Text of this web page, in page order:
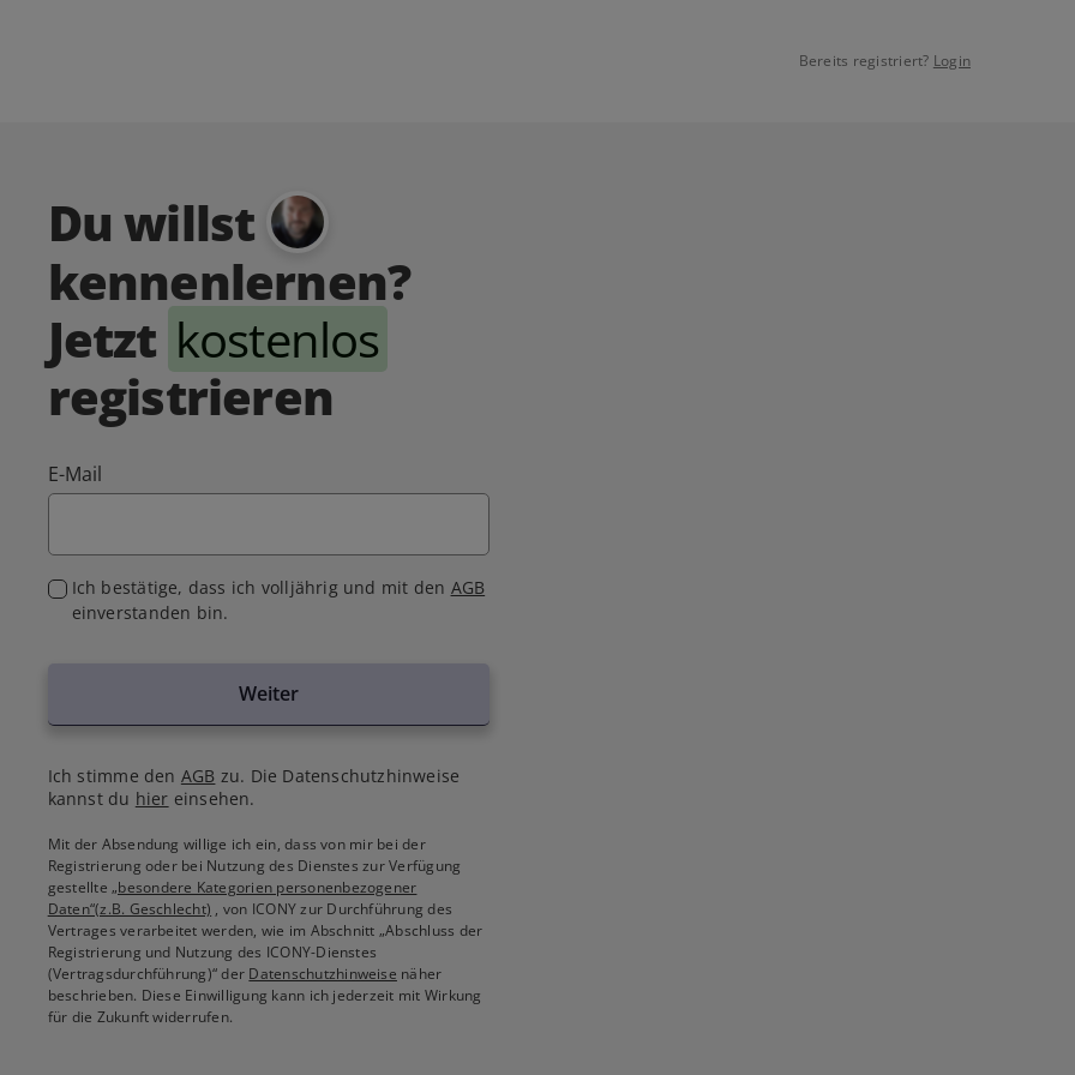
Bereits registriert? Login
Du willst
kennenlernen?
Jetzt kostenlos
registrieren
E-Mail
Ich bestätige, dass ich volljährig und mit den AGB
einverstanden bin.
Weiter
Ich stimme den AGB zu. Die Datenschutzhinweise
kannst du hier einsehen.
Mit der Absendung willige ich ein, dass von mir bei der
Registrierung oder bei Nutzung des Dienstes zur Verfügung
gestellte„besondere Kategorien personenbezogener
Daten“(z.B. Geschlecht) , von ICONY zur Durchführung des
Vertrages verarbeitet werden, wie im Abschnitt „Abschluss der
Registrierung und Nutzung des ICONY-Dienstes
(Vertragsdurchführung)“ der Datenschutzhinweise näher
beschrieben. Diese Einwilligung kann ich jederzeit mit Wirkung
für die Zukunft widerrufen.